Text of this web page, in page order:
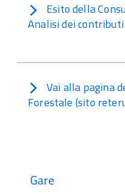
Esito della
Analisi dei contributi
Vai alla pagina
Forestale (sito
Gare